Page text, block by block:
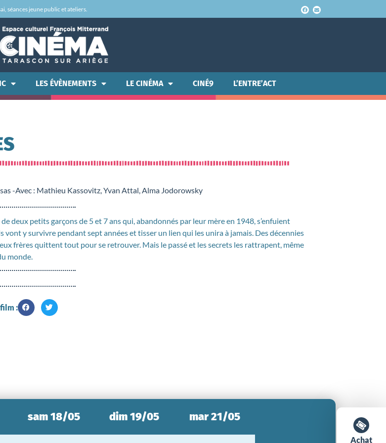
séances jeune public et ateliers.
LES ÉVÈNEMENTS LE CINÉMA CINÉ9 L’ENTRE’ACT
-Avec : Mathieu Kassovitz, Yvan Attal, Alma Jodorowsky
de deux petits garçons de 5 et 7 ans qui, abandonnés par leur mère en 1948, s’enfuient
vont y survivre pendant sept années et tisser un lien qui les unira à jamais. Des décennies
frères quittent tout pour se retrouver. Mais le passé et les secrets les rattrapent, même
monde.
:
Achat
sam 18/05 dim 19/05 mar 21/05